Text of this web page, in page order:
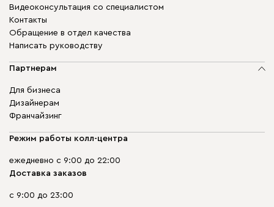
Видеоконсультация со специалистом
Контакты
Обращение в отдел качества
Написать руководству
Партнерам
Для бизнеса
Дизайнерам
Франчайзинг
Режим работы колл-центра
ежедневно с 9:00 до 22:00
Доставка заказов
с 9:00 до 23:00